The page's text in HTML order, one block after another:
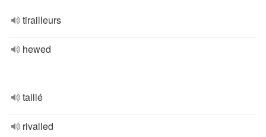
tirailleurs
hewed
taillé
rivalled